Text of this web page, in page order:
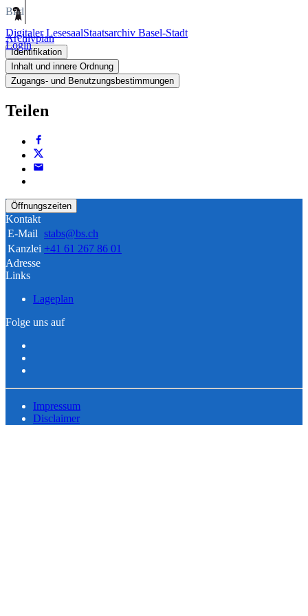
Digitaler LesesaalStaatsarchiv Basel-Stadt
Login
Bild
Archivplan
Identifikation
Inhalt und innere Ordnung
Zugangs- und Benutzungsbestimmungen
Teilen
Öffnungszeiten
Kontakt
E-Mail stabs@bs.ch
Kanzlei +41 61 267 86 01
Adresse
Links
Lageplan
Folge uns auf
Impressum
Disclaimer